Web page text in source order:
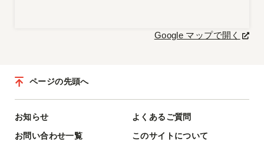
Google マップで開く
お知らせ
よくあるご質問
お問い合わせ一覧
このサイトについて
ページの先頭へ